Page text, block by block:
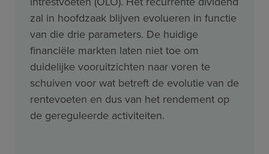
zal in hoofdzaak blijven evolueren in functie
van die drie parameters. De huidige
financiële markten laten niet toe om
duidelijke vooruitzichten naar voren te
schuiven voor wat betreft de evolutie van de
rentevoeten en dus van het rendement op
de gereguleerde activiteiten.